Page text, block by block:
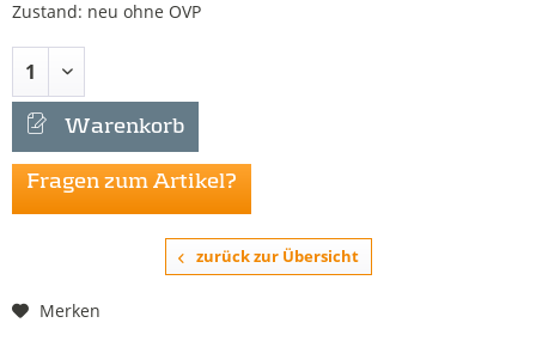
Zustand: neu ohne OVP
Warenkorb
Fragen zum Artikel?
zurück zur Übersicht
Merken